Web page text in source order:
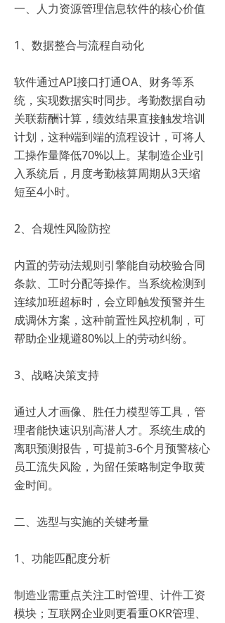
一、人力资源管理信息软件的核心价值
1、数据整合与流程自动化
软件通过API接口打通OA、财务等系
统，实现数据实时同步。考勤数据自动
关联薪酬计算，绩效结果直接触发培训
计划，这种端到端的流程设计，可将人
工操作量降低70%以上。某制造企业引
入系统后，月度考勤核算周期从3天缩
短至4小时。
2、合规性风险防控
内置的劳动法规则引擎能自动校验合同
条款、工时分配等操作。当系统检测到
连续加班超标时，会立即触发预警并生
成调休方案，这种前置性风控机制，可
帮助企业规避80%以上的劳动纠纷。
3、战略决策支持
通过人才画像、胜任力模型等工具，管
理者能快速识别高潜人才。系统生成的
离职预测报告，可提前3-6个月预警核心
员工流失风险，为留任策略制定争取黄
金时间。
二、选型与实施的关键考量
1、功能匹配度分析
制造业需重点关注工时管理、计件工资
模块；互联网企业则更看重OKR管理、